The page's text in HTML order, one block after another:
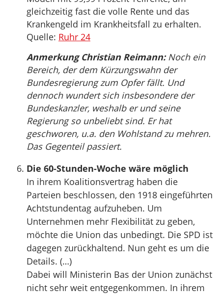
gleichzeitig fast die volle Rente und das
Krankengeld im Krankheitsfall zu erhalten.
Quelle: Ruhr 24
Anmerkung Christian Reimann:Noch ein
Bereich, der dem Kürzungswahn der
Bundesregierung zum Opfer fällt. Und
dennoch wundert sich insbesondere der
Bundeskanzler, weshalb er und seine
Regierung so unbeliebt sind. Er hat
geschworen, u.a. den Wohlstand zu mehren.
Das Gegenteil passiert.
Die 60-Stunden-Woche wäre möglich
In ihrem Koalitionsvertrag haben die
Parteien beschlossen, den 1918 eingeführten
Achtstundentag aufzuheben. Um
Unternehmen mehr Flexibilität zu geben,
möchte die Union das unbedingt. Die SPD ist
dagegen zurückhaltend. Nun geht es um die
Details. (…)
Dabei will Ministerin Bas der Union zunächst
nicht sehr weit entgegenkommen. In ihrem